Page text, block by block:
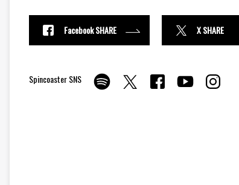
Facebook SHARE X SHARE
Spincoaster SNS